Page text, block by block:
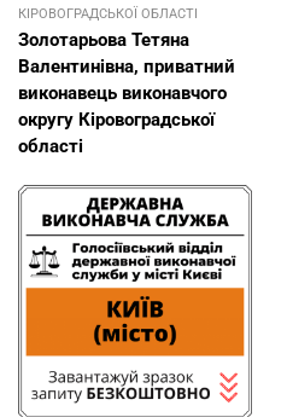
КІРОВОГРАДСЬКОЇ ОБЛАСТІ
Золотарьова Тетяна
Валентинівна, приватний
виконавець виконавчого
округу Кіровоградської
області